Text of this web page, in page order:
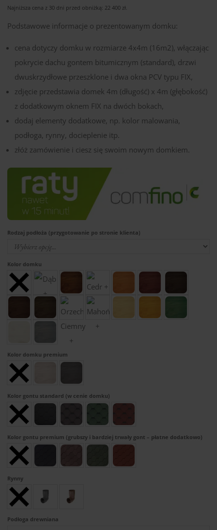
Najniższa cena z 30 dni przed obniżką: 22 400 zł
Podstawowe informacje o prezentowanym domku:
cena dotyczy domku w rozmiarze 4x4m (16m2), włączając
pokrycie dachu gontem bitumicznym (standard), drzwi
dwuskrzydłowe przeszklone i dwa okna PCV typu FIX,
zdjęcie przedstawia domek 4m (długość) x 4m (głębokość)
z dodatkowym oknem FIX na dwóch bokach,
dodaj elementy dodatkowe, np. kolor malowania,
podłoga, rynny, docieplenie itp.
złóż zamówienie i ciesz się swoim nowym domkiem.
Rodzaj podłoża (przygotowanie po stronie klienta)
Kolor domku
Kolor domku premium
Kolor gontu standard (w cenie domku)
Kolor gontu premium (grubszy i bardziej trwały gont – płatne dodatkowo)
Rynny
Podłoga drewniana